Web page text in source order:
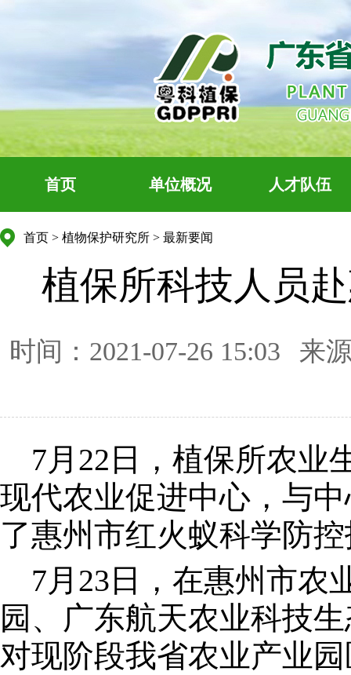
首页 单位概况 人才队伍
首页 > 植物保护研究所 > 最新要闻
植保所科技人员
时间：2021-07-26 15:03 来
7月22日，植保所农业
现代农业促进中心，与
了惠州市红火蚁科学防
7月23日，在惠州市农
园、广东航天农业科技
对现阶段我省农业产业